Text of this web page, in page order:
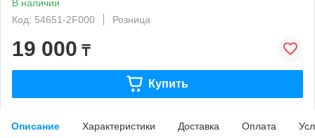
В наличии
Код: 54651-2F000
Розница
19 000 ₸
Купить
Описание Характеристики Доставка Оплата